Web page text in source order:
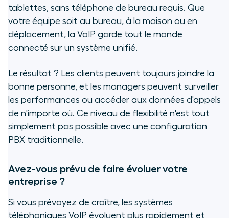
tablettes, sans téléphone de bureau requis. Que
votre équipe soit au bureau, à la maison ou en
déplacement, la VoIP garde tout le monde
connecté sur un système unifié.
Le résultat ? Les clients peuvent toujours joindre la
bonne personne, et les managers peuvent surveiller
les performances ou accéder aux données d'appels
de n'importe où. Ce niveau de flexibilité n'est tout
simplement pas possible avec une configuration
PBX traditionnelle.
Avez-vous prévu de faire évoluer votre
entreprise ?
Si vous prévoyez de croître, les systèmes
téléphoniques VoIP évoluent plus rapidement et